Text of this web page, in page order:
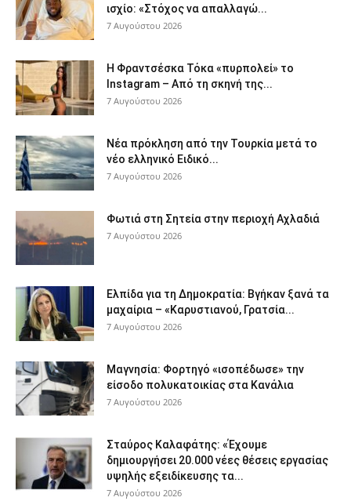
ισχίο: «Στόχος να απαλλαγώ...
7 Αυγούστου 2026
Η Φραντσέσκα Τόκα «πυρπολεί» το
Instagram – Από τη σκηνή της...
7 Αυγούστου 2026
Νέα πρόκληση από την Τουρκία μετά το
νέο ελληνικό Ειδικό...
7 Αυγούστου 2026
Φωτιά στη Σητεία στην περιοχή Αχλαδιά
7 Αυγούστου 2026
Ελπίδα για τη Δημοκρατία: Βγήκαν ξανά τα
μαχαίρια – «Καρυστιανού, Γρατσία...
7 Αυγούστου 2026
Μαγνησία: Φορτηγό «ισοπέδωσε» την
είσοδο πολυκατοικίας στα Κανάλια
7 Αυγούστου 2026
Σταύρος Καλαφάτης: «Έχουμε
δημιουργήσει 20.000 νέες θέσεις εργασίας
υψηλής εξειδίκευσης τα...
7 Αυγούστου 2026